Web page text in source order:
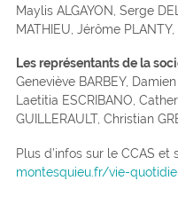
Maylis ALGAYON, Serge
MATHIEU, Jérôme
Les représentants de la
Geneviève BARBEY,
Laetitia ESCRIBANO,
GUILLERAULT, Christian
Plus d’infos sur le CCAS et
montesquieu.fr/vie-